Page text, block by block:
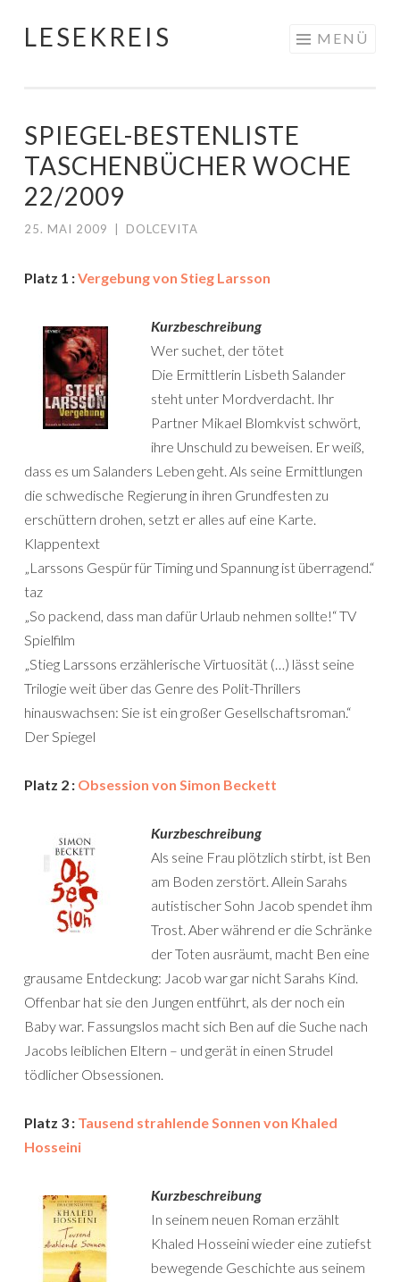
Springe
LESEKREIS MENÜ
SPIEGEL-BESTENLISTE
TASCHENBÜCHER WOCHE
22/2009
25. MAI 2009 DOLCEVITA
Platz 1 :Vergebung von Stieg Larsson
Kurzbeschreibung
Wer suchet, der tötet
Die Ermittlerin Lisbeth Salander
steht unter Mordverdacht. Ihr
Partner Mikael Blomkvist schwört,
ihre Unschuld zu beweisen. Er weiß,
dass es um Salanders Leben geht. Als seine Ermittlungen
die schwedische Regierung in ihren Grundfesten zu
erschüttern drohen, setzt er alles auf eine Karte.
Klappentext
„Larssons Gespür für Timing und Spannung ist überragend.“
taz
„So packend, dass man dafür Urlaub nehmen sollte!“ TV
Spielfilm
„Stieg Larssons erzählerische Virtuosität (…) lässt seine
Trilogie weit über das Genre des Polit-Thrillers
hinauswachsen: Sie ist ein großer Gesellschaftsroman.“
Der Spiegel
Platz 2 : Obsession von Simon Beckett
Kurzbeschreibung
Als seine Frau plötzlich stirbt, ist Ben
am Boden zerstört. Allein Sarahs
autistischer Sohn Jacob spendet ihm
Trost. Aber während er die Schränke
der Toten ausräumt, macht Ben eine
grausame Entdeckung: Jacob war gar nicht Sarahs Kind.
Offenbar hat sie den Jungen entführt, als der noch ein
Baby war. Fassungslos macht sich Ben auf die Suche nach
Jacobs leiblichen Eltern – und gerät in einen Strudel
tödlicher Obsessionen.
Platz 3 : Tausend strahlende Sonnen von Khaled
Hosseini
Kurzbeschreibung
In seinem neuen Roman erzählt
Khaled Hosseini wieder eine zutiefst
bewegende Geschichte aus seinem